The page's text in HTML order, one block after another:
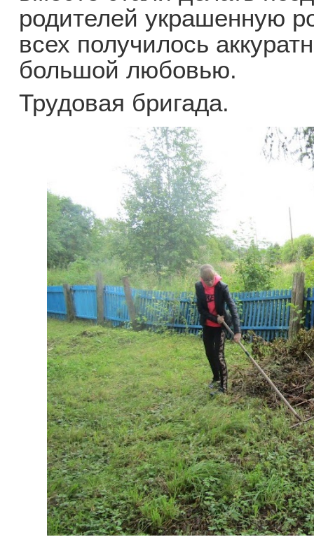
родителей украшенную
всех получилось
большой любовью.
Трудовая бригада.